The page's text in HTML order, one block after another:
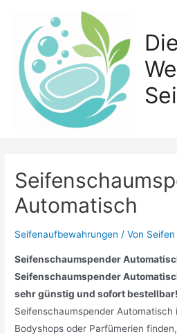
springen
Automatisch
Seifenaufbewahrungen / Von
Seifenschaumspender
Seifenschaumspender
sehr günstig und sofort bestellbar!
Seifenschaumspender Automatisch
Bodyshops oder Parfümerien